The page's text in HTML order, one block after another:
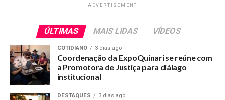
ADVERTISEMENT
ÚLTIMAS MAIS LIDAS VÍDEOS
COTIDIANO 3 dias ago
Coordenação da ExpoQuinari se reúne com
a Promotora de Justiça para diálago
institucional
DESTAQUES 3 dias ago